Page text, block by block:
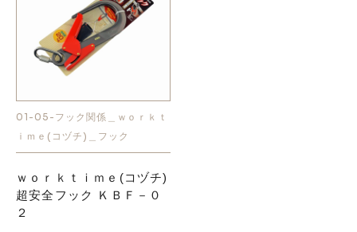
01-05-フック関係＿ｗｏｒｋｔ
ｉｍｅ(コヅチ)＿フック
ｗｏｒｋｔｉｍｅ(コヅチ)
超安全フック ＫＢＦ－０
２